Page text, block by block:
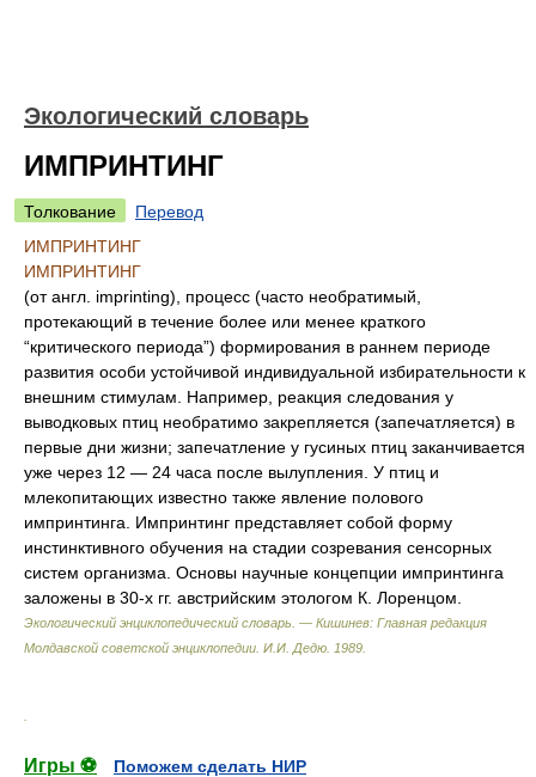
Экологический словарь
ИМПРИНТИНГ
Толкование
Перевод
ИМПРИНТИНГ
ИМПРИНТИНГ
(от англ. imprinting), процесс (часто необратимый,
протекающий в течение более или менее краткого
“критического периода”) формирования в раннем периоде
развития особи устойчивой индивидуальной избирательности к
внешним стимулам. Например, реакция следования у
выводковых птиц необратимо закрепляется (запечатляется) в
первые дни жизни; запечатление у гусиных птиц заканчивается
уже через 12 — 24 часа после вылупления. У птиц и
млекопитающих известно также явление полового
импринтинга. Импринтинг представляет собой форму
инстинктивного обучения на стадии созревания сенсорных
систем организма. Основы научные концепции импринтинга
заложены в 30-х гг. австрийским этологом К. Лоренцом.
Экологический энциклопедический словарь. — Кишинев: Главная редакция
Молдавской советской энциклопедии И.И. Дедю 1989
Игры ⚽
Поможем сделать НИР